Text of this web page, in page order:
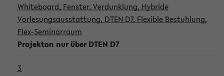
Whiteboard, Fenster, Verdunklung, Hybride
Vorlesungsausstattung, DTEN D7, Flexible Bestuhlung,
Flex-Seminarraum
Projekton nur über DTEN D7
3